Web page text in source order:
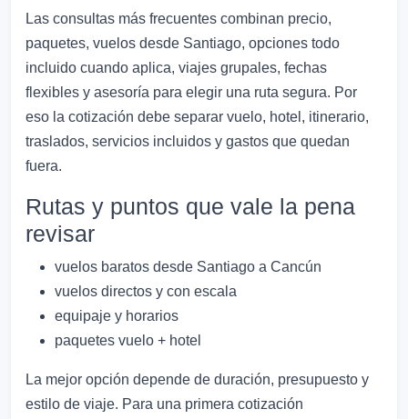
Las consultas más frecuentes combinan precio,
paquetes, vuelos desde Santiago, opciones todo
incluido cuando aplica, viajes grupales, fechas
flexibles y asesoría para elegir una ruta segura. Por
eso la cotización debe separar vuelo, hotel, itinerario,
traslados, servicios incluidos y gastos que quedan
fuera.
Rutas y puntos que vale la pena
revisar
vuelos baratos desde Santiago a Cancún
vuelos directos y con escala
equipaje y horarios
paquetes vuelo + hotel
La mejor opción depende de duración, presupuesto y
estilo de viaje. Para una primera cotización